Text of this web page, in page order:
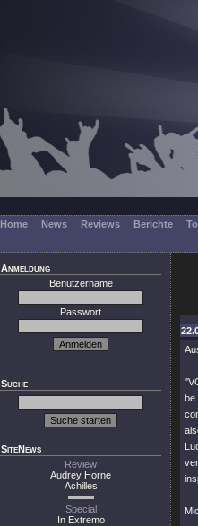
Home News Reviews Berichte
Anmeldung
Benutzername
Passwort
Suche
SiteNews
Review
Audrey Horne
Achilles
Special
In Extremo
be